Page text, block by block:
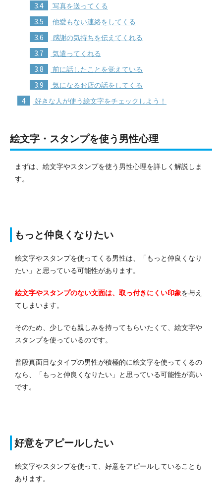
3.4 写真を送ってくる
3.5 他愛もない連絡をしてくる
3.6 感謝の気持ちを伝えてくれる
3.7 気遣ってくれる
3.8 前に話したことを覚えている
3.9 気になるお店の話をしてくる
4 好きな人が使う絵文字をチェックしよう！
絵文字・スタンプを使う男性心理
まずは、絵文字やスタンプを使う男性心理を詳しく解説しま
す。
もっと仲良くなりたい
絵文字やスタンプを使ってくる男性は、「もっと仲良くなり
たい」と思っている可能性があります。
絵文字やスタンプのない文面は、取っ付きにくい印象を与え
てしまいます。
そのため、少しでも親しみを持ってもらいたくて、絵文字や
スタンプを使っているのです。
普段真面目なタイプの男性が積極的に絵文字を使ってくるの
なら、「もっと仲良くなりたい」と思っている可能性が高い
です。
好意をアピールしたい
絵文字やスタンプを使って、好意をアピールしていることも
あります。